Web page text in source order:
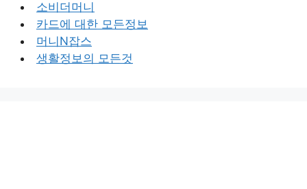
소비더머니
카드에 대한 모든정보
머니N잡스
생활정보의 모든것